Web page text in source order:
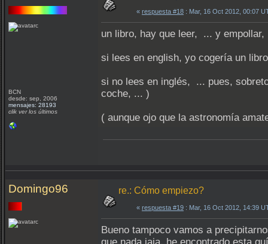
BCN
desde: sep, 2006
mensajes: 28193
clik ver los últimos
« respuesta #18 : Mar, 16 Oct 2012, 00:07
un libro, hay que leer, ... y
si lees en english, yo cogería un
si no lees en inglés, ... pues,
coche, ... )
( aunque ojo que la astronomía
Domingo96 re.: Cómo empiezo?
« respuesta #19 : Mar, 16 Oct 2012, 14:39
Bueno tampoco vamos a